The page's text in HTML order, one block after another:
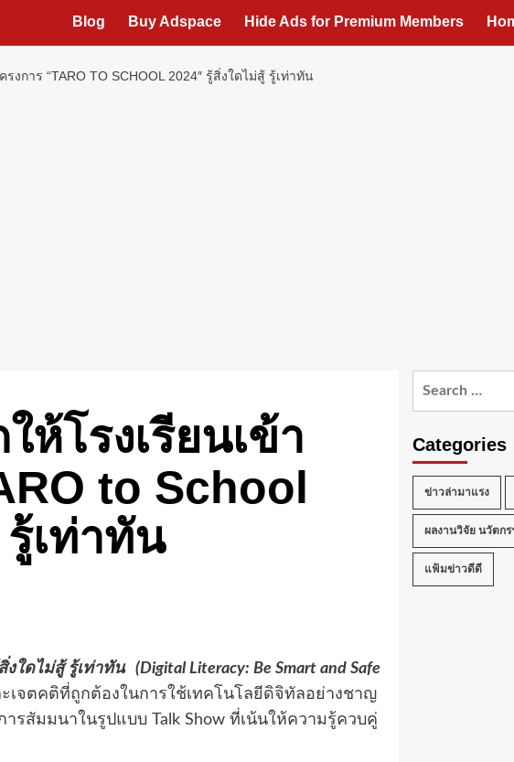
Blog Buy Adspace Hide Ads for Premium Members
งการ “TARO TO SCHOOL 2024″ รู้สิ่งใดไม่สู้ รู้เท่าทัน
ห้โรงเรียนเข้า
to School
เท่าทัน
งใดไม่สู้ รู้เท่าทัน (Digital Literacy: Be Smart and Safe
เจตคติที่ถูกต้องในการใช้เทคโนโลยีดิจิทัลอย่างชาญ
รสัมมนาในรูปแบบ Talk Show ที่เน้นให้ความรู้ควบคู่
Categories
ข่าวล่ามาแรง
ผลงานวิจัย นวัตกร
แฟ้มข่าวดีดี